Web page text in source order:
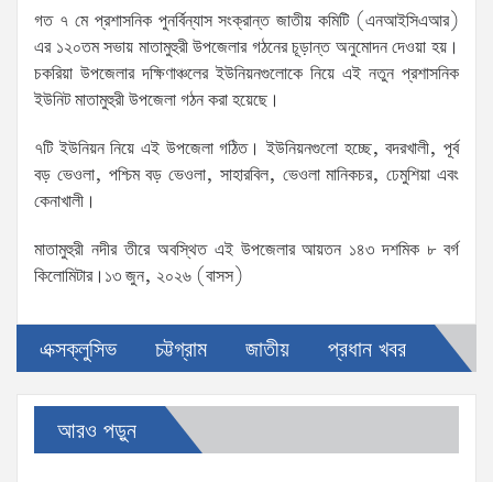
গত ৭ মে প্রশাসনিক পুনর্বিন্যাস সংক্রান্ত জাতীয় কমিটি (এনআইসিএআর)
এর ১২০তম সভায় মাতামুহুরী উপজেলার গঠনের চূড়ান্ত অনুমোদন দেওয়া হয়।
চকরিয়া উপজেলার দক্ষিণাঞ্চলের ইউনিয়নগুলোকে নিয়ে এই নতুন প্রশাসনিক
ইউনিট মাতামুহুরী উপজেলা গঠন করা হয়েছে।
৭টি ইউনিয়ন নিয়ে এই উপজেলা গঠিত। ইউনিয়নগুলো হচ্ছে, বদরখালী, পূর্ব
বড় ভেওলা, পশ্চিম বড় ভেওলা, সাহারবিল, ভেওলা মানিকচর, ঢেমুশিয়া এবং
কেনাখালী।
মাতামুহুরী নদীর তীরে অবস্থিত এই উপজেলার আয়তন ১৪৩ দশমিক ৮ বর্গ
কিলোমিটার।১৩ জুন, ২০২৬ (বাসস)
এক্সক্লুসিভ চট্টগ্রাম জাতীয় প্রধান খবর
আরও পড়ুন